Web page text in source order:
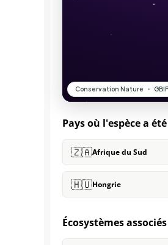
Pays où l'espèce a
🇿🇦Afrique du Sud
🇭🇺Hongrie
Écosystèmes associés